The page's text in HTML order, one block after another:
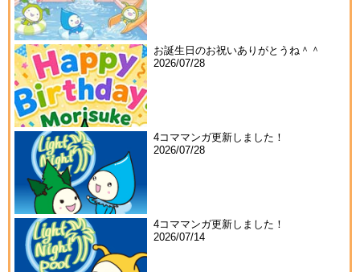
お誕生日のお祝いありがとうね＾＾
2026/07/28
4コママンガ更新しました！
2026/07/28
4コママンガ更新しました！
2026/07/14